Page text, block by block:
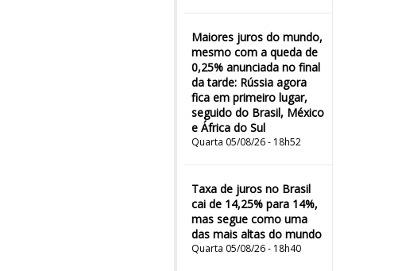
Maiores juros do mundo,
mesmo com a queda de
0,25% anunciada no final
da tarde: Rússia agora
fica em primeiro lugar,
seguido do Brasil, México
e África do Sul
Quarta 05/08/26 - 18h52
Taxa de juros no Brasil
cai de 14,25% para 14%,
mas segue como uma
das mais altas do mundo
Quarta 05/08/26 - 18h40